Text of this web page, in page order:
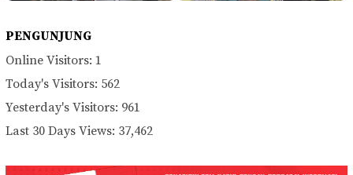
PENGUNJUNG
Online Visitors: 1
Today's Visitors: 562
Yesterday's Visitors: 961
Last 30 Days Views: 37,462